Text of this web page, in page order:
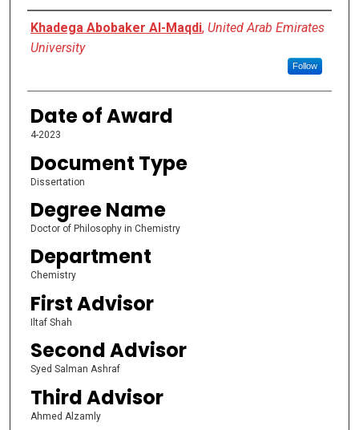
Author
Khadega Abobaker Al-Maqdi, United Arab Emirates
University
Follow
Date of Award
4-2023
Document Type
Dissertation
Degree Name
Doctor of Philosophy in Chemistry
Department
Chemistry
First Advisor
Iltaf Shah
Second Advisor
Syed Salman Ashraf
Third Advisor
Ahmed Alzamly